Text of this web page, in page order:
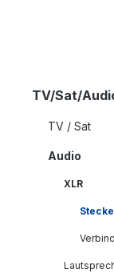
TV/Sat/
TV / Sat
Audio
XLR